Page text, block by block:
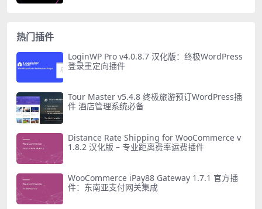
热门插件
LoginWP Pro v4.0.8.7 汉化版：终极WordPress
登录重定向插件
Tour Master v5.4.8 终极旅游预订WordPress插
件 酒店管理系统必备
Distance Rate Shipping for WooCommerce v
1.8.2 汉化版 – 专业距离费率运费插件
WooCommerce iPay88 Gateway 1.7.1 官方插
件：东南亚支付网关集成